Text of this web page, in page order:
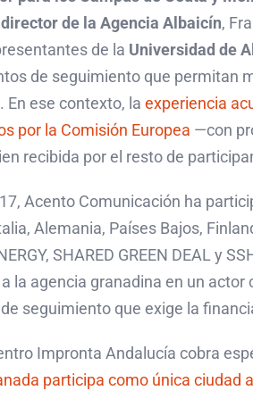
director de la Agencia Albaicín,
de la Universidad de
de seguimiento que permitan
En ese contexto, la experiencia
por la Comisión Europea —con
recibida por el resto de
Acento Comunicación ha
Alemania, Países Bajos,
SHARED GREEN DEAL y
la agencia granadina en un
seguimiento que exige la
Impronta Andalucía cobra
participa como única ciudad